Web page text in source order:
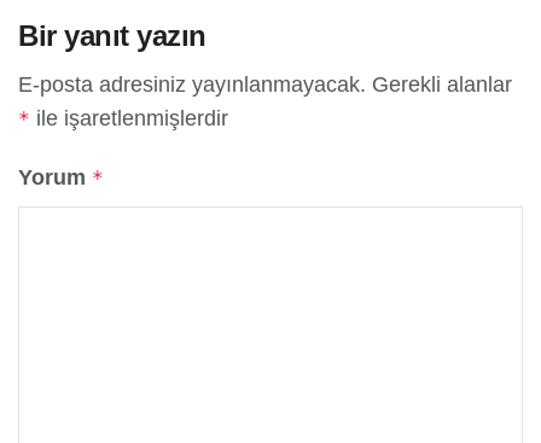
Bir yanıt yazın
E-posta adresiniz yayınlanmayacak. Gerekli alanlar
* ile işaretlenmişlerdir
Yorum *